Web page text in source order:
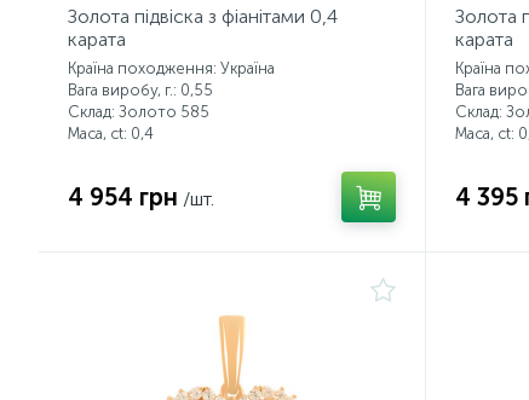
Золота підвіска з фіанітами 0,4
карата
Країна походження: Україна
Вага виробу, г.: 0,55
Склад: Золото 585
Маса, ct: 0,4
4 954 грн /шт.
Золота
карата
Країна
Вага
Склад:
Маса, ct:
4 395